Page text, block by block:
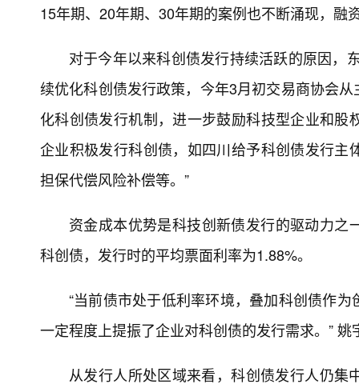
15年期、20年期、30年期的案例也不断涌现，融
对于今年以来科创债发行持续活跃的原因，
续优化科创债发行政策，今年3月初交易商协会
化科创债发行机制，进一步鼓励科技型企业和
企业积极发行科创债，如四川给予科创债发行
担保代偿风险补偿等。”
资金成本优势是科技创新债发行的驱动力
科创债，发行时的平均票面利率为1.88%。
“当前债市处于低利率环境，叠加科创债作
一定程度上提振了企业对科创债的发行需求。” 姚
从发行人所处区域来看，科创债发行人仍